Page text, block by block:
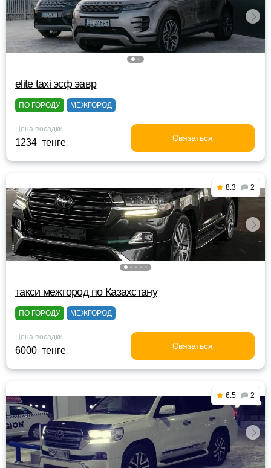
elite taxi эсф эавр
ПО ГОРОДУ МЕЖГОРОД
Цена посадки
1234 тенге Связаться
8.3 2
такси межгород по Казахстану
ПО ГОРОДУ МЕЖГОРОД
Цена посадки
6000 тенге Связаться
6.5 2